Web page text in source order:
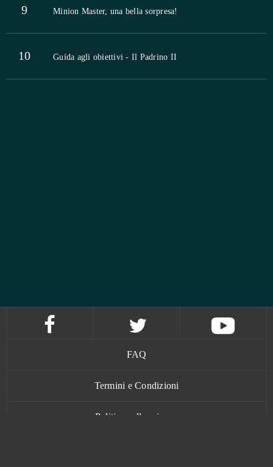
9 Minion Master, una bella sorpresa!
10 Guida agli obiettivi - Il Padrino II
FAQ
Termini e Condizioni
Politica sulla privacy